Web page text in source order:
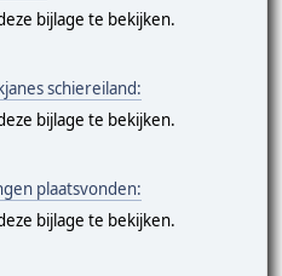
bijlage te bekijken.
schiereiland:
bijlage te bekijken.
plaatsvonden:
bijlage te bekijken.